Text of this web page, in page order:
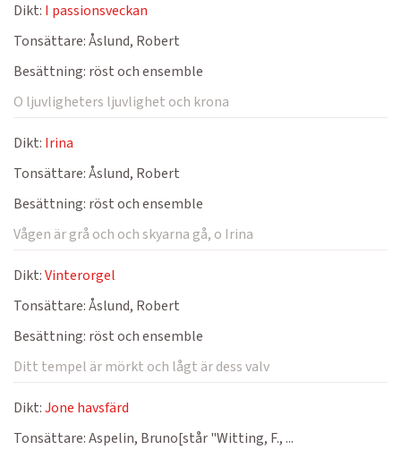
Dikt: I passionsveckan
Tonsättare:Åslund, Robert
Besättning: röst och ensemble
O ljuvligheters ljuvlighet och krona
Dikt: Irina
Tonsättare:Åslund, Robert
Besättning: röst och ensemble
Vågen är grå och och skyarna gå, o Irina
Dikt:Vinterorgel
Tonsättare:Åslund, Robert
Besättning: röst och ensemble
Ditt tempel är mörkt och lågt är dess valv
Dikt:Jone havsfärd
Tonsättare:Aspelin, Bruno[står "Witting, F., ...